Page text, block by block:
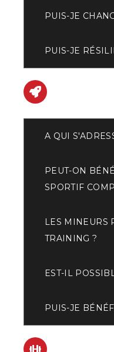
PUIS-JE
PUIS-JE
A QUI
PEUT-ON
SPORTIF
LES MINEURS
TRAINING ?
EST-IL
PUIS-JE